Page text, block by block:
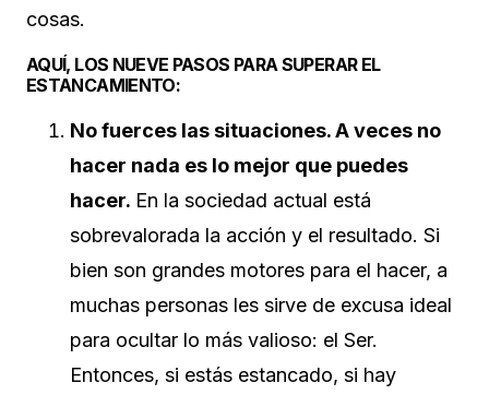
cosas.
AQUÍ, LOS NUEVE PASOS PARA SUPERAR EL
ESTANCAMIENTO:
No fuerces las situaciones. A veces no
hacer nada es lo mejor que puedes
hacer. En la sociedad actual está
sobrevalorada la acción y el resultado. Si
bien son grandes motores para el hacer, a
muchas personas les sirve de excusa ideal
para ocultar lo más valioso: el Ser.
Entonces, si estás estancado, si hay